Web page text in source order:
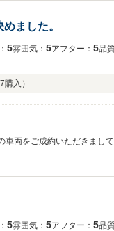
ました。
5雰囲気： 5アフター： 5品
購入）
をご成約いただきまして、誠
5雰囲気： 5アフター： 5品